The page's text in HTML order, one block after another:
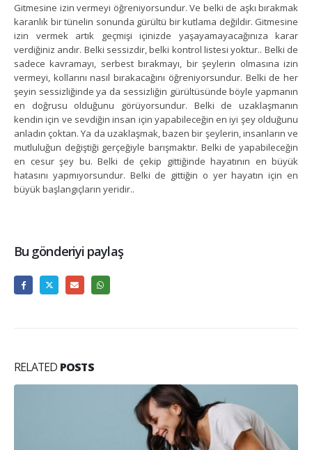
Gitmesine izin vermeyi öğreniyorsundur. Ve belki de aşkı bırakmak
karanlık bir tünelin sonunda gürültü bir kutlama değildir. Gitmesine
izin vermek artık geçmişi içinizde yaşayamayacağınıza karar
verdiğiniz andır. Belki sessizdir, belki kontrol listesi yoktur.. Belki de
sadece kavramayı, serbest bırakmayı, bir şeylerin olmasına izin
vermeyi, kollarını nasıl bırakacağını öğreniyorsundur. Belki de her
şeyin sessizliğinde ya da sessizliğin gürültüsünde böyle yapmanın
en doğrusu olduğunu görüyorsundur. Belki de uzaklaşmanın
kendin için ve sevdiğin insan için yapabileceğin en iyi şey olduğunu
anladın çoktan. Ya da uzaklaşmak, bazen bir şeylerin, insanların ve
mutluluğun değiştiği gerçeğiyle barışmaktır. Belki de yapabileceğin
en cesur şey bu. Belki de çekip gittiğinde hayatının en büyük
hatasını yapmıyorsundur. Belki de gittiğin o yer hayatın için en
büyük başlangıçların yeridir..
Bu gönderiyi paylaş
RELATED POSTS